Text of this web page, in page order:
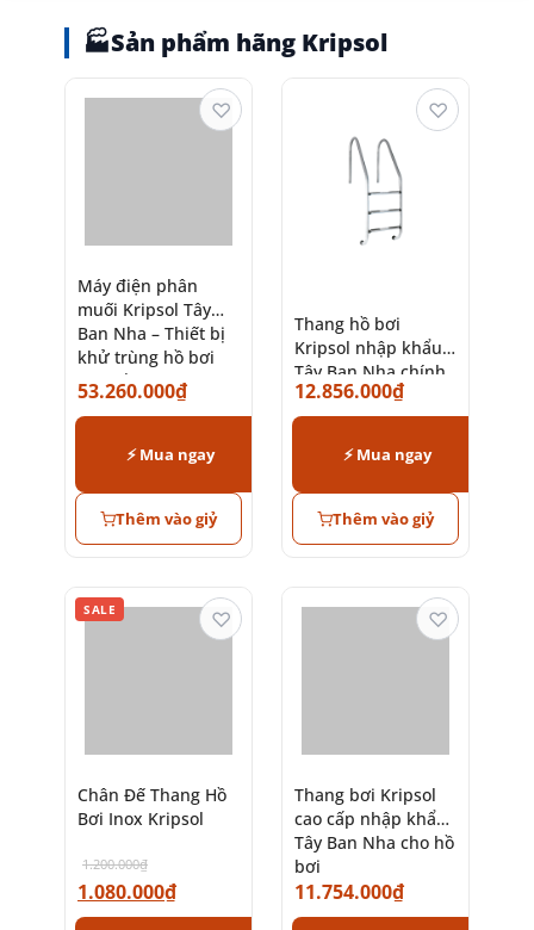
🏭Sản phẩm hãng Kripsol
Máy điện phân
muối Kripsol Tây
Ban Nha – Thiết bị
khử trùng hồ bơi
cao cấp
53.260.000₫
⚡ Mua ngay
Thêm vào giỷ
♡
Thang hồ bơi
Kripsol nhập khẩu
Tây Ban Nha chính
hãng
12.856.000₫
⚡ Mua ngay
Thêm vào giỷ
♡
SALE
Chân Đế Thang Hồ
Bơi Inox Kripsol
1.200.000₫
1.080.000₫
♡
Thang bơi Kripsol
cao cấp nhập khẩu
Tây Ban Nha cho hồ
bơi
11.754.000₫
♡